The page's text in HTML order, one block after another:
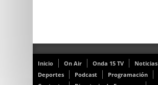
Inicio On Air Onda 15 TV
Noticias
Deportes
Podcast
Programación